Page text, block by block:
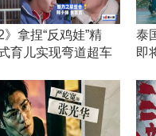
》拿捏“反鸡娃”精
育儿实现弯道超车
泰
即